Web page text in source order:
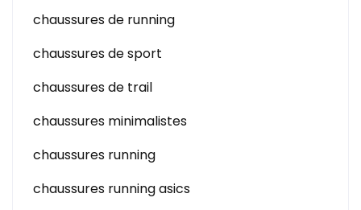
chaussures de running
chaussures de sport
chaussures de trail
chaussures minimalistes
chaussures running
chaussures running asics